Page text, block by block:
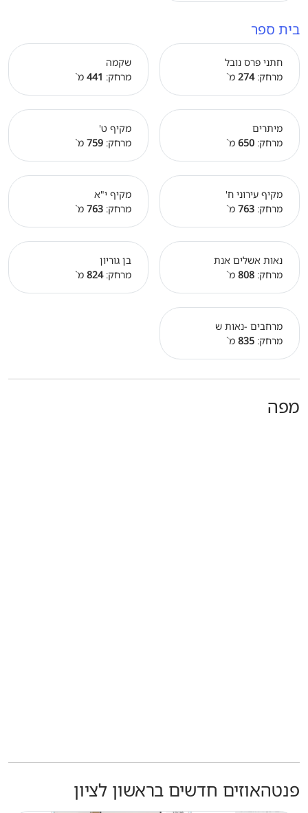
בית ספר
חתני פרס נובל
מרחק:274 מ`
שקמה
מרחק: 441 מ`
מיתרים
מרחק: 650 מ`
מקיף ט'
מרחק: 759 מ`
מקיף עירוני ח'
מרחק: 763 מ`
מקיף י"א
מרחק: 763 מ`
נאות אשלים אנת
מרחק: 808 מ`
בן גוריון
מרחק:824 מ`
מרחבים -נאות ש
מרחק: 835 מ`
מפה
פנטהאוזים חדשים בראשון לציון